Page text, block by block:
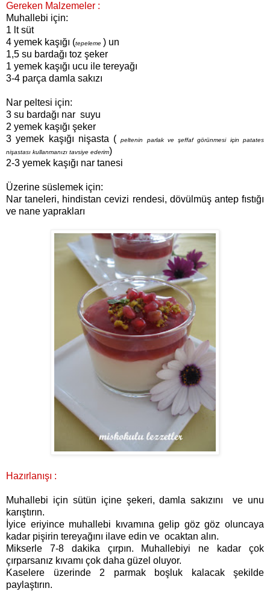
Gereken Malzemeler :
Muhallebi için:
1 lt süt
4 yemek kaşığı (tepeleme ) un
1,5 su bardağı toz şeker
1 yemek kaşığı ucu ile tereyağı
3-4 parça damla sakızı
Nar peltesi için:
3 su bardağı nar suyu
2 yemek kaşığı şeker
3 yemek kaşığı nişasta (peltenin parlak ve şeffaf görünmesi için patates
nişastası kullanmanızı tavsiye ederim)
2-3 yemek kaşığı nar tanesi
Üzerine süslemek için:
Nar taneleri, hindistan cevizi rendesi, dövülmüş antep fıstığı
ve nane yaprakları
Hazırlanışı :
Muhallebi için sütün içine şekeri, damla sakızını ve unu
karıştırın.
İyice eriyince muhallebi kıvamına gelip göz göz oluncaya
kadar pişirin tereyağını ilave edin ve ocaktan alın.
Mi kserle 7-8 dakika çırpın. Muhallebiyi ne kadar çok
çırparsanız kıvamı çok daha güzel oluyor.
Kaselere üzerinde 2 parmak boşluk kalacak şekilde
paylaştırın.